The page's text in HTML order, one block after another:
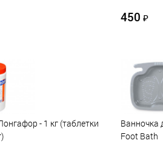
450 ₽
- 1 кг (таблетки
Ванночка
Foot Bath